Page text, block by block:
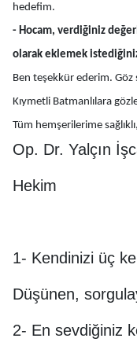
hedefim.
- Hocam, verdiğiniz
olarak eklemek
Ben teşekkür ederim. Göz
Kıymetli Batmanlılara
Tüm hemşerilerime
Op. Dr. Yalçın
Hekim
1- Kendinizi üç
Düşünen,
2- En sevdiğiniz